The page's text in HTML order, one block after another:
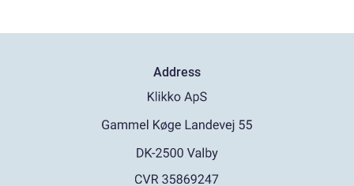
Address